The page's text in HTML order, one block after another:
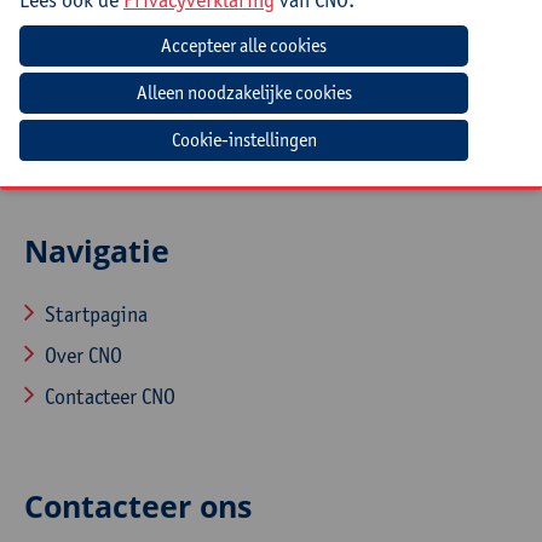
(Zorg)leerkrachten, zorgcoördinatoren,
ondersteuners, leerlingenbegeleiders uit het
(buitengewoon) basisonderwijs.
Navigatie
Startpagina
Over CNO
Contacteer CNO
Contacteer ons
Cookie-instellingen